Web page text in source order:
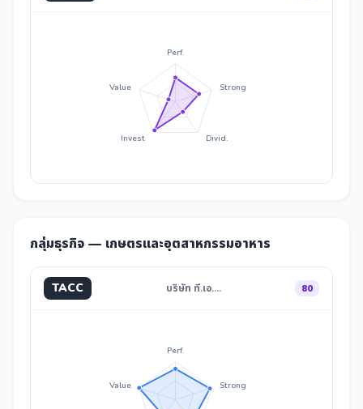
Perf.
Strong
Divid.
Invest
Value
กลุ่มธุรกิจ — เกษตรและอุตสาหกรรมอาหาร
TACC บริษัท ที.เอ.… 80
Perf.
Strong
Value